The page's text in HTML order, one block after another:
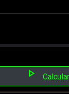
play_arrow Calcular